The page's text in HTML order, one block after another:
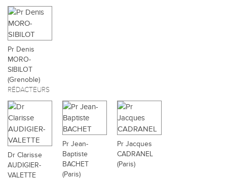
Pr Denis
MORO-
SIBILOT
(Grenoble)
RÉDACTEURS
Dr Clarisse
AUDIGIER-
VALETTE
Pr Jean-
Baptiste
BACHET
(Paris)
Pr Jacques
CADRANEL
(Paris)